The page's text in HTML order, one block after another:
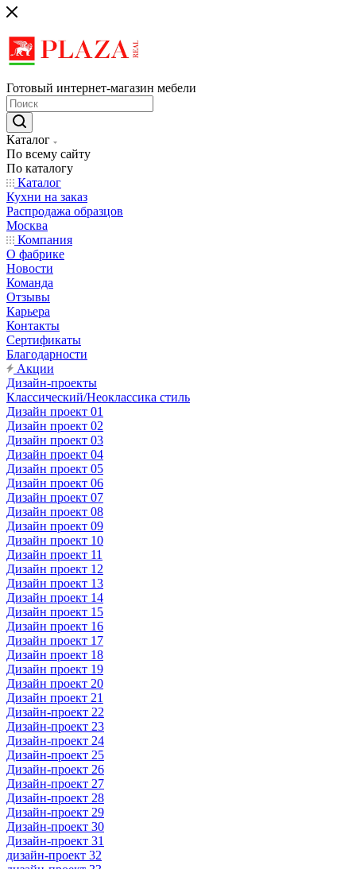
Готовый интернет-магазин мебели
Каталог
По всему сайту
По каталогу
Каталог
Кухни на заказ
Распродажа образцов
Москва
Компания
О фабрике
Новости
Команда
Отзывы
Карьера
Контакты
Сертификаты
Благодарности
Акции
Дизайн-проекты
Классический/Неоклассика стиль
Дизайн проект 01
Дизайн проект 02
Дизайн проект 03
Дизайн проект 04
Дизайн проект 05
Дизайн проект 06
Дизайн проект 07
Дизайн проект 08
Дизайн проект 09
Дизайн проект 10
Дизайн проект 11
Дизайн проект 12
Дизайн проект 13
Дизайн проект 14
Дизайн проект 15
Дизайн проект 16
Дизайн проект 17
Дизайн проект 18
Дизайн проект 19
Дизайн проект 20
Дизайн проект 21
Дизайн-проект 22
Дизайн-проект 23
Дизайн-проект 24
Дизайн-проект 25
Дизайн-проект 26
Дизайн-проект 27
Дизайн-проект 28
Дизайн-проект 29
Дизайн-проект 30
Дизайн-проект 31
дизайн-проект 32